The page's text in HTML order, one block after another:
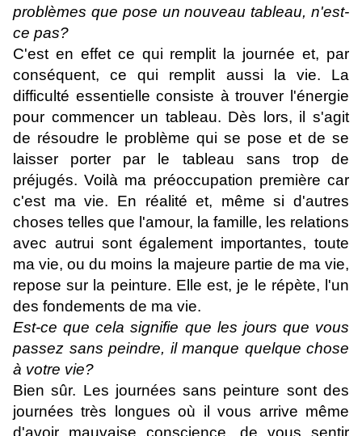
problèmes que pose un nouveau tableau, n'est-
ce pas?
C'est en effet ce qui remplit la journée et, par
conséquent, ce qui remplit aussi la vie. La
difficulté essentielle consiste à trouver l'énergie
pour commencer un tableau. Dès lors, il s'agit
de résoudre le problème qui se pose et de se
laisser porter par le tableau sans trop de
préjugés. Voilà ma préoccupation première car
c'est ma vie. En réalité et, même si d'autres
choses telles que l'amour, la famille, les relations
avec autrui sont également importantes, toute
ma vie, ou du moins la majeure partie de ma vie,
repose sur la peinture. Elle est, je le répète, l'un
des fondements de ma vie.
Est-ce que cela signifie que les jours que vous
passez sans peindre, il manque quelque chose
à votre vie?
Bien sûr. Les journées sans peinture sont des
journées très longues où il vous arrive même
d'avoir mauvaise conscience, de vous sentir